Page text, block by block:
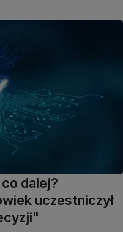
co dalej?
uczestniczył